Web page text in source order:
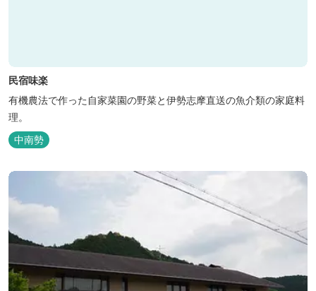
民宿味楽
有機農法で作った自家菜園の野菜と伊勢志摩直送の魚介類の家庭料
理。
中南勢